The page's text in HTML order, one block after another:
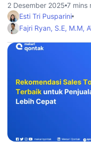
2 Desember 2025 7 mins
Esti Tri Pusparini
Fajri Ryan, S.E, M.M,